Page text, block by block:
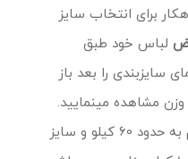
برای انتخاب سایز
لباس خود طبق
سایزبندی را بعد باز
مشاهده مینمایید.
قواره این لباس برای سایز مدیوم به حدود 60 کیلو و سایز